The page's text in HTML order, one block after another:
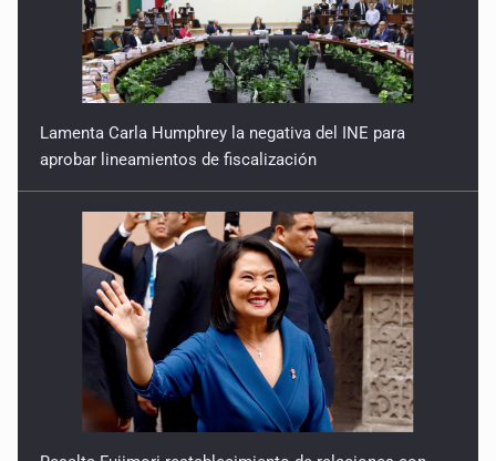
Lamenta Carla Humphrey la negativa del INE para
aprobar lineamientos de fiscalización
Resalta Fujimori restablecimiento de relaciones con
México